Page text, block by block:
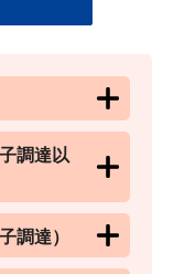
調達以
調達）